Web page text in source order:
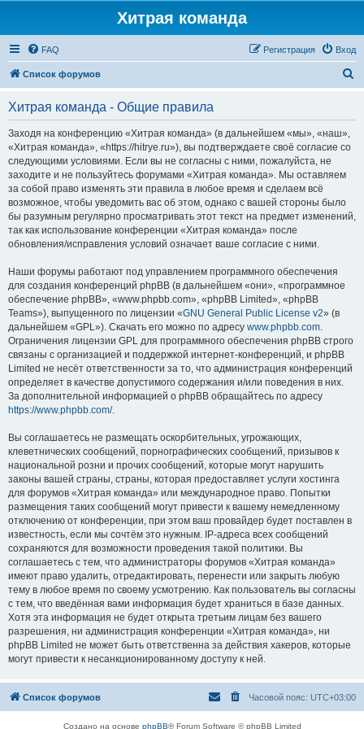
Хитрая команда
FAQ Вход
Регистрация
Список форумов
Хитрая команда - Общие правила
Заходя на конференцию «Хитрая команда» (в дальнейшем «мы», «наш»,
«Хитрая команда», «https://hitrye.ru»), вы подтверждаете своё согласие со
следующими условиями. Если вы не согласны с ними, пожалуйста, не
заходите и не пользуйтесь форумами «Хитрая команда». Мы оставляем
за собой право изменять эти правила в любое время и сделаем всё
возможное, чтобы уведомить вас об этом, однако с вашей стороны было
бы разумным регулярно просматривать этот текст на предмет изменений,
так как использование конференции «Хитрая команда» после
обновления/исправления условий означает ваше согласие с ними.
Наши форумы работают под управлением программного обеспечения
для создания конференций phpBB (в дальнейшем «они», «программное
обеспечение phpBB», «www.phpbb.com», «phpBB Limited», «phpBB
Teams»), выпущенного по лицензии «GNU General Public License v2» (в
дальнейшем «GPL»). Скачать его можно по адресу www.phpbb.com.
Ограничения лицензии GPL для программного обеспечения phpBB строго
связаны с организацией и поддержкой интернет-конференций, и phpBB
Limited не несёт ответственности за то, что администрация конференций
определяет в качестве допустимого содержания и/или поведения в них.
За дополнительной информацией о phpBB обращайтесь по адресу
https://www.phpbb.com/.
Вы соглашаетесь не размещать оскорбительных, угрожающих,
клеветнических сообщений, порнографических сообщений, призывов к
национальной розни и прочих сообщений, которые могут нарушить
законы вашей страны, страны, которая предоставляет услуги хостинга
для форумов «Хитрая команда» или международное право. Попытки
размещения таких сообщений могут привести к вашему немедленному
отключению от конференции, при этом ваш провайдер будет поставлен в
известность, если мы сочтём это нужным. IP-адреса всех сообщений
сохраняются для возможности проведения такой политики. Вы
соглашаетесь с тем, что администраторы форумов «Хитрая команда»
имеют право удалить, отредактировать, перенести или закрыть любую
тему в любое время по своему усмотрению. Как пользователь вы согласны
с тем, что введённая вами информация будет храниться в базе данных.
Хотя эта информация не будет открыта третьим лицам без вашего
разрешения, ни администрация конференции «Хитрая команда», ни
phpBB Limited не может быть ответственна за действия хакеров, которые
могут привести к несанкционированному доступу к ней.
Список форумов Часовой пояс: UTC+03:00
Создано на основе phpBB® Forum Software © phpBB Limited